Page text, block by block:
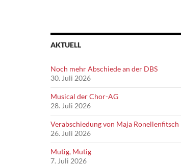
AKTUELL
Noch mehr Abschiede an der DBS
30. Juli 2026
Musical der Chor-AG
28. Juli 2026
Verabschiedung von Maja Ronellenfitsch
26. Juli 2026
Mutig, Mutig
7. Juli 2026